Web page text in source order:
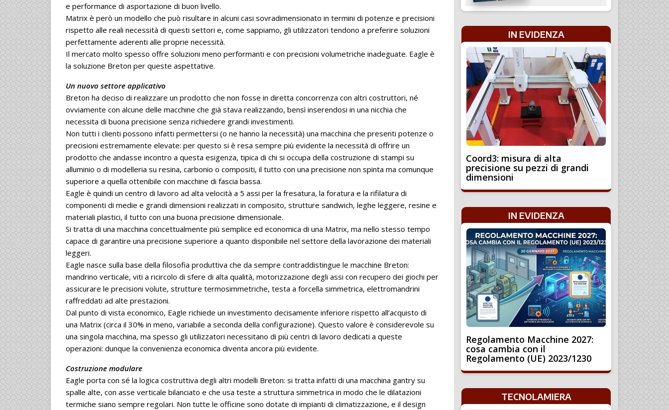
e performance di asportazione di buon livello.
Matrix è però un modello che può risultare in alcuni casi sovradimensionato in termini di potenze e precisioni
rispetto alle reali necessità di questi settori e, come sappiamo, gli utilizzatori tendono a preferire soluzioni
perfettamente aderenti alle proprie necessità.
Il mercato molto spesso offre soluzioni meno performanti e con precisioni volumetriche inadeguate. Eagle è
la soluzione Breton per queste aspettative.
Un nuovo settore applicativo
Breton ha deciso di realizzare un prodotto che non fosse in diretta concorrenza con altri costruttori, né
ovviamente con alcune delle macchine che già stava realizzando, bensì inserendosi in una nicchia che
necessita di buona precisione senza richiedere grandi investimenti.
Non tutti i clienti possono infatti permettersi (o ne hanno la necessità) una macchina che presenti potenze o
precisioni estremamente elevate: per questo si è resa sempre più evidente la necessità di offrire un
prodotto che andasse incontro a questa esigenza, tipica di chi si occupa della costruzione di stampi su
alluminio o di modelleria su resina, carbonio o compositi, il tutto con una precisione non spinta ma comunque
superiore a quella ottenibile con macchine di fascia bassa.
Eagle è quindi un centro di lavoro ad alta velocità a 5 assi per la fresatura, la foratura e la rifilatura di
componenti di medie e grandi dimensioni realizzati in composito, strutture sandwich, leghe leggere, resine e
materiali plastici, il tutto con una buona precisione dimensionale.
Si tratta di una macchina concettualmente più semplice ed economica di una Matrix, ma nello stesso tempo
capace di garantire una precisione superiore a quanto disponibile nel settore della lavorazione dei materiali
leggeri.
Eagle nasce sulla base della filosofia produttiva che da sempre contraddistingue le macchine Breton:
mandrino verticale, viti a ricircolo di sfere di alta qualità, motorizzazione degli assi con recupero dei giochi per
assicurare le precisioni volute, strutture termosimmetriche, testa a forcella simmetrica, elettromandrini
raffreddati ad alte prestazioni.
Dal punto di vista economico, Eagle richiede un investimento decisamente inferiore rispetto all’acquisto di
una Matrix (circa il 30% in meno, variabile a seconda della configurazione). Questo valore è considerevole su
una singola macchina, ma spesso gli utilizzatori necessitano di più centri di lavoro dedicati a queste
operazioni: dunque la convenienza economica diventa ancora più evidente.
Costruzione modulare
Eagle porta con sé la logica costruttiva degli altri modelli Breton: si tratta infatti di una macchina gantry su
spalle alte, con asse verticale bilanciato e che usa teste a struttura simmetrica in modo che le dilatazioni
termiche siano sempre regolari. Non tutte le officine sono dotate di impianti di climatizzazione, e il design
IN EVIDENZA
Coord3: misura di alta
precisione su pezzi di grandi
dimensioni
IN EVIDENZA
Regolamento Macchine 2027:
cosa cambia con il
Regolamento (UE) 2023/1230
TECNOLAMIERA